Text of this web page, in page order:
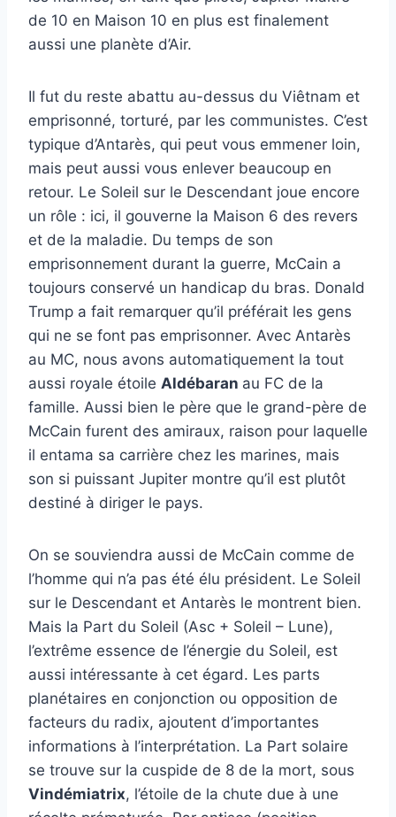
de 10 en Maison 10 en plus est finalement
aussi une planète d’Air.
Il fut du reste abattu au-dessus du Viêtnam et
emprisonné, torturé, par les communistes. C’est
typique d’Antarès, qui peut vous emmener loin,
mais peut aussi vous enlever beaucoup en
retour. Le Soleil sur le Descendant joue encore
un rôle : ici, il gouverne la Maison 6 des revers
et de la maladie. Du temps de son
emprisonnement durant la guerre, McCain a
toujours conservé un handicap du bras. Donald
Trump a fait remarquer qu’il préférait les gens
qui ne se font pas emprisonner. Avec Antarès
au MC, nous avons automatiquement la tout
aussi royale étoile Aldébaran au FC de la
famille. Aussi bien le père que le grand-père de
McCain furent des amiraux, raison pour laquelle
il entama sa carrière chez les marines, mais
son si puissant Jupiter montre qu’il est plutôt
destiné à diriger le pays.
On se souviendra aussi de McCain comme de
l’homme qui n’a pas été élu président. Le Soleil
sur le Descendant et Antarès le montrent bien.
Mais la Part du Soleil (Asc + Soleil – Lune),
l’extrême essence de l’énergie du Soleil, est
aussi intéressante à cet égard. Les parts
planétaires en conjonction ou opposition de
facteurs du radix, ajoutent d’importantes
informations à l’interprétation. La Part solaire
se trouve sur la cuspide de 8 de la mort, sous
Vindémiatrix, l’étoile de la chute due à une